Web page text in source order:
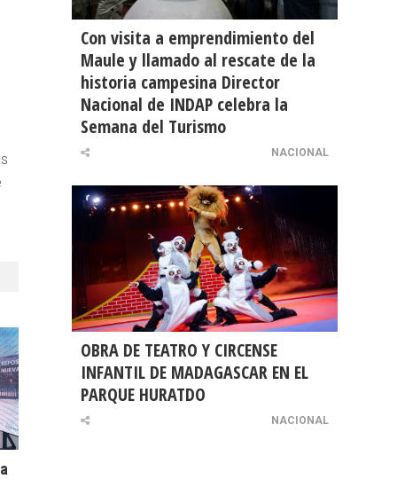
Con visita a emprendimiento del
Maule y llamado al rescate de la
historia campesina Director
Nacional de INDAP celebra la
Semana del Turismo
NACIONAL
OBRA DE TEATRO Y CIRCENSE
INFANTIL DE MADAGASCAR EN EL
PARQUE HURATDO
NACIONAL